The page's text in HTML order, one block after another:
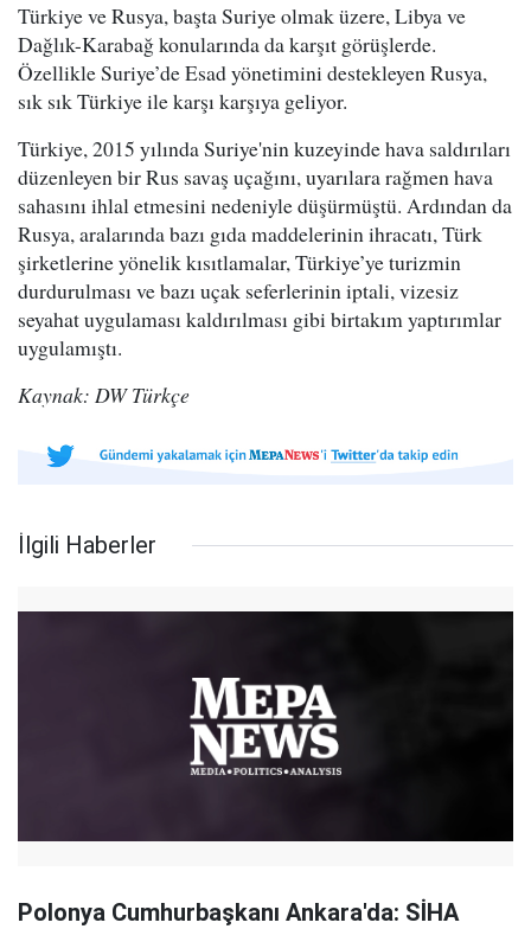
Türkiye ve Rusya, başta Suriye olmak üzere, Libya ve
Dağlık-Karabağ konularında da karşıt görüşlerde.
Özellikle Suriye’de Esad yönetimini destekleyen Rusya,
sık sık Türkiye ile karşı karşıya geliyor.
Türkiye, 2015 yılında Suriye'nin kuzeyinde hava saldırıları
düzenleyen bir Rus savaş uçağını, uyarılara rağmen hava
sahasını ihlal etmesini nedeniyle düşürmüştü. Ardından da
Rusya, aralarında bazı gıda maddelerinin ihracatı, Türk
şirketlerine yönelik kısıtlamalar, Türkiye’ye turizmin
durdurulması ve bazı uçak seferlerinin iptali, vizesiz
seyahat uygulaması kaldırılması gibi birtakım yaptırımlar
uygulamıştı.
Kaynak: DW Türkçe
İlgili Haberler
Polonya Cumhurbaşkanı Ankara'da: SİHA